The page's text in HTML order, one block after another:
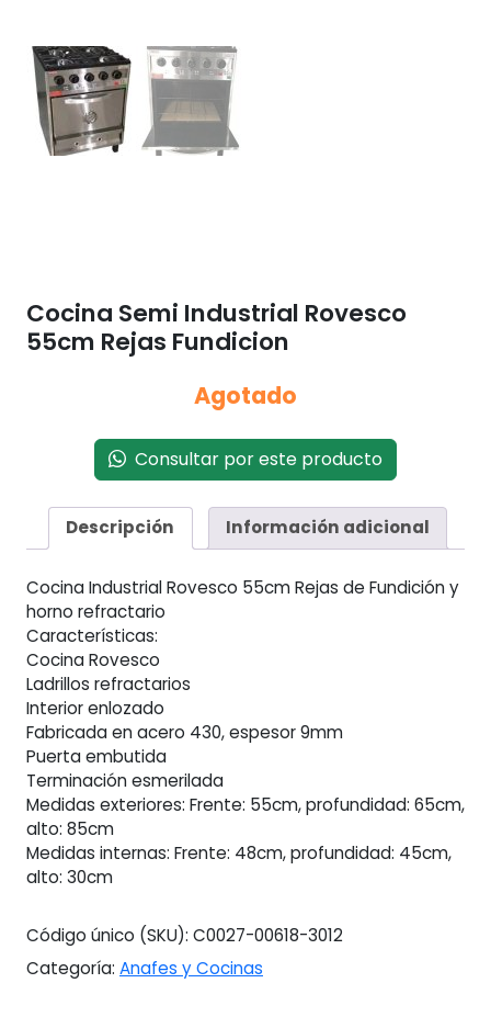
Cocina Semi Industrial Rovesco
55cm Rejas Fundicion
Agotado
Consultar por este producto
Descripción Información adicional
Cocina Industrial Rovesco 55cm Rejas de Fundición y
horno refractario
Características:
Cocina Rovesco
Ladrillos refractarios
Interior enlozado
Fabricada en acero 430, espesor 9mm
Puerta embutida
Terminación esmerilada
Medidas exteriores: Frente: 55cm, profundidad: 65cm,
alto: 85cm
Medidas internas: Frente: 48cm, profundidad: 45cm,
alto: 30cm
Código único (SKU): C0027-00618-3012
Categoría: Anafes y Cocinas